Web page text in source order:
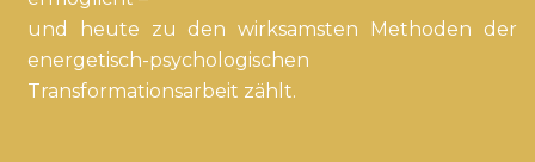
und heute zu den wirksamsten Methoden der
energetisch-psychologischen
Transformationsarbeit zählt.